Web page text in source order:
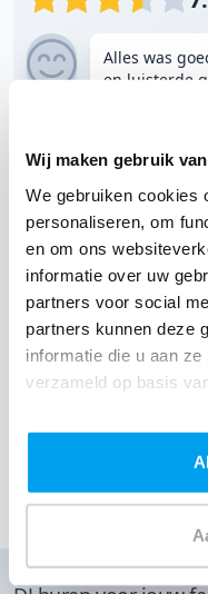
Wij maken gebruik
We gebruiken cookies
personaliseren, om
en om ons
informatie over uw
partners voor social
partners kunnen deze
informatie die u aan
verzameld op basis
Alles was
en luisterde
"Super avond gehad"
Hebben
Diana|
Privé Locatie
Toon